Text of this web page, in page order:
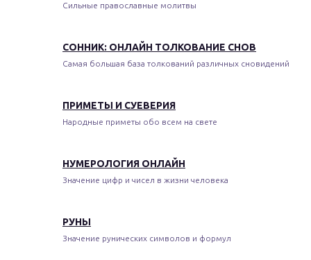
Сильные православные молитвы
СОННИК: ОНЛАЙН ТОЛКОВАНИЕ СНОВ
Самая большая база толкований различных сновидений
ПРИМЕТЫ И СУЕВЕРИЯ
Народные приметы обо всем на свете
НУМЕРОЛОГИЯ ОНЛАЙН
Значение цифр и чисел в жизни человека
РУНЫ
Значение рунических символов и формул